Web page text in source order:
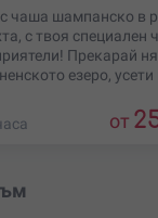
чаша шампанско в
с твоя специален
Прекарай
езеро,
от